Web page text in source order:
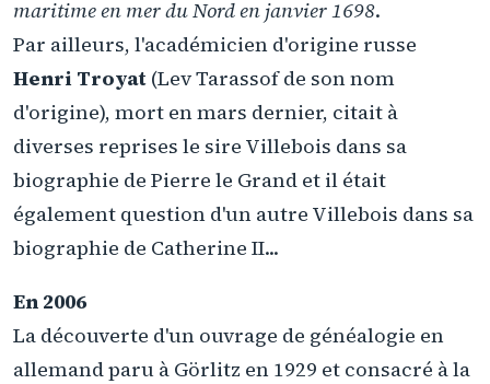
maritime en mer du Nord en janvier 1698.
Par ailleurs, l'académicien d'origine russe
Henri Troyat (Lev Tarassof de son nom
d'origine), mort en mars dernier, citait à
diverses reprises le sire Villebois dans sa
biographie de Pierre le Grand et il était
également question d'un autre Villebois dans sa
biographie de Catherine II...
En 2006
La découverte d'un ouvrage de généalogie en
allemand paru à Görlitz en 1929 et consacré à la